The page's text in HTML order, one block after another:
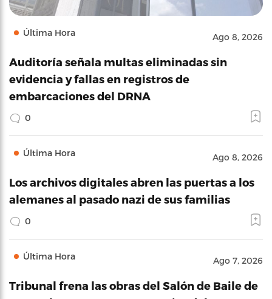
Última Hora Ago 8, 2026
Auditoría señala multas eliminadas sin
evidencia y fallas en registros de
embarcaciones del DRNA
0
Última Hora Ago 8, 2026
Los archivos digitales abren las puertas a los
alemanes al pasado nazi de sus familias
0
Última Hora Ago 7, 2026
Tribunal frena las obras del Salón de Baile de